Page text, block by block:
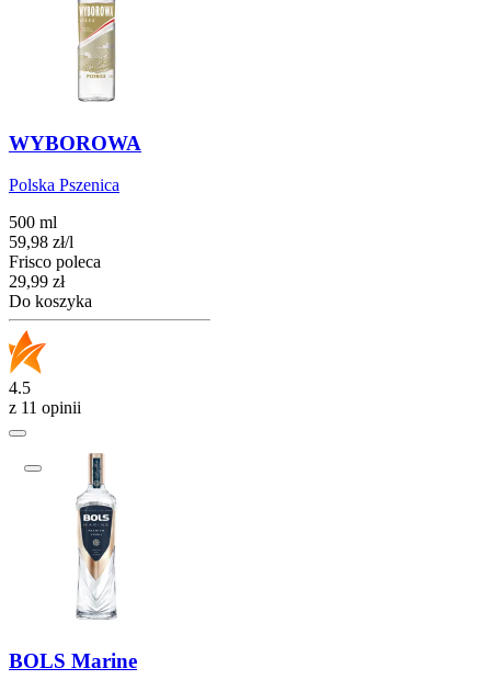
WYBOROWA
Polska Pszenica
500 ml
59,98 zł/l
Frisco poleca
Cena
29,99 zł
Do koszyka
4.5
z 11 opinii
BOLS Marine